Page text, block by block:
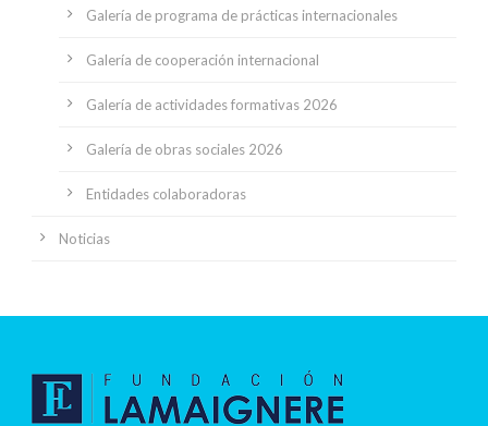
Galería de programa de prácticas internacionales
Galería de cooperación internacional
Galería de actividades formativas 2026
Galería de obras sociales 2026
Entidades colaboradoras
Noticias